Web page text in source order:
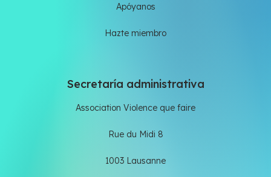
Apóyanos
Hazte miembro
Secretaría administrativa
Association Violence que faire
Rue du Midi 8
1003 Lausanne